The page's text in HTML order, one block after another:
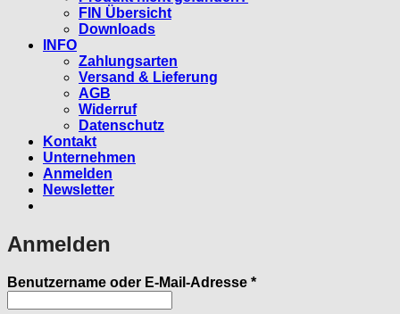
FIN Übersicht
Downloads
INFO
Zahlungsarten
Versand & Lieferung
AGB
Widerruf
Datenschutz
Kontakt
Unternehmen
Anmelden
Newsletter
Anmelden
Benutzername oder E-Mail-Adresse *Erforderlich